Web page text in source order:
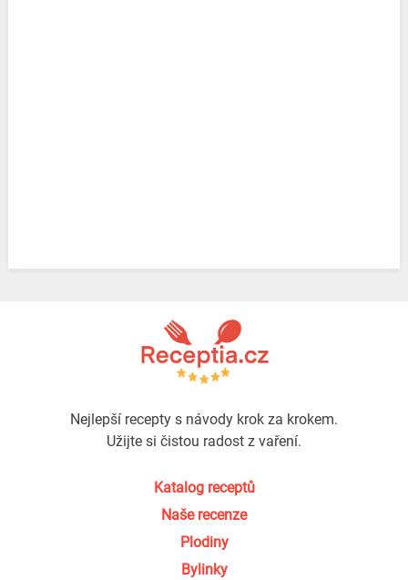
Nejlepší recepty s návody krok za krokem.
Užijte si čistou radost z vaření.
Katalog receptů
Naše recenze
Plodiny
Bylinky